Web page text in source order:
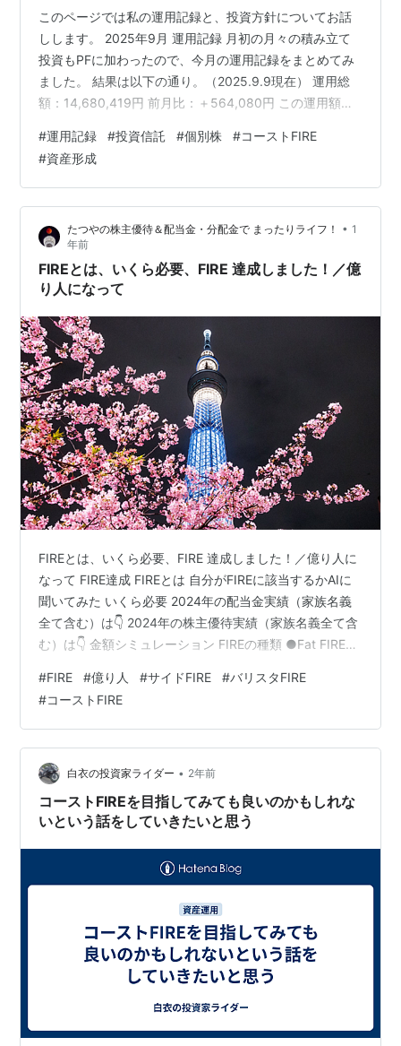
このページでは私の運用記録と、投資方針についてお話
しします。 2025年9月 運用記録 月初の月々の積み立て
投資もPFに加わったので、今月の運用記録をまとめてみ
ました。 結果は以下の通り。（2025.9.9現在） 運用総
額：14,680,419円 前月比：＋564,080円 この運用額に
なります。 個別株の比率がとても高いです^^; 投信を定
期購入しているので、今後は比率がもう少し整うかも。
今年は関税ショックもありましたが、そのタイミングで
余剰資金から株式の方に一部資金を動かしたので、運用
額はずっと右肩上がりで推移しています。 最近の相場は
#運用記録 #投資信託 #個別株 #コーストFIRE
#資産形成
たつやの株主優待＆配当金・分配金で まったりライフ！ • 1
年前
FIREとは、いくら必要、FIRE 達成しました！／億
り人になって
FIREとは、いくら必要、FIRE 達成しました！／億り人に
なって FIRE達成 FIREとは 自分がFIREに該当するかAIに
聞いてみた いくら必要 2024年の配当金実績（家族名義
全て含む）は👇 2024年の株主優待実績（家族名義全て含
む）は👇 金額シミュレーション FIREの種類 ●Fat FIRE
後に FIREとは、いくら必要、FIRE 達成しました！／億り
人になって この記事では、億り人になりFIREを達成した
と思っているおっさんが、改めてFIREとは何だ、いくら
必要か、そして自分のケ…
#FIRE #億り人 #サイドFIRE #バリスタFIRE
#コーストFIRE
白衣の投資家ライダー • 2年前
コーストFIREを目指してみても良いのかもしれな
いという話をしていきたいと思う